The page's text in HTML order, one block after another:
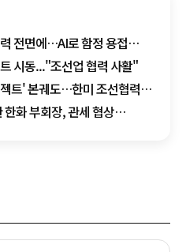
전면에…AI로 함정 용접
시동..."조선업 협력 사활"
트' 본궤도…한미 조선협력
화 부회장, 관세 협상